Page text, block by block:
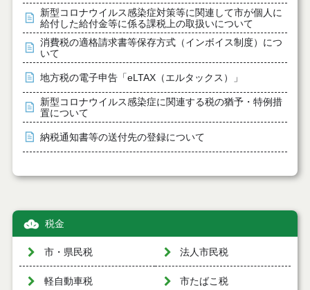
新型コロナウイルス感染症対策等に関連して市が個人に
給付した給付金等に係る課税上の取扱いについて
消費税の適格請求書等保存方式（インボイス制度）につ
いて
地方税の電子申告「eLTAX（エルタックス）」
新型コロナウイルス感染症に関連する税の猶予・特例措
置について
納税通知書等の送付先の登録について
税金
市・県民税 法人市民税
軽自動車税 市たばこ税